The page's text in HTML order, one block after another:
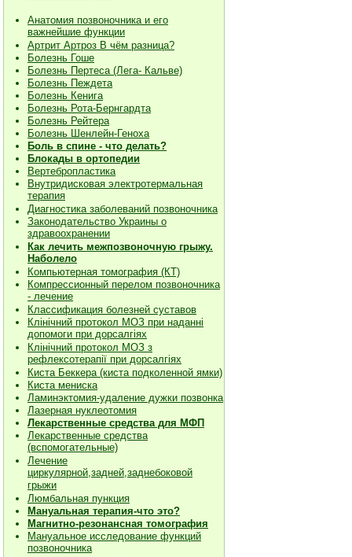
Анатомия позвоночника и его
важнейшие функции
Артрит Артроз В чём разница?
Болезнь Гоше
Болезнь Пертеса (Лега- Кальве)
Болезнь Пеждета
Болезнь Кенига
Болезнь Рота-Бернгардта
Болезнь Рейтера
Болезнь Шенлейн-Геноха
Боль в спине - что делать?
Блокады в ортопедии
Вертебропластика
Внутридисковая электротермальная
терапия
Диагностика заболеваний позвоночника
Законодательство Украины о
здравоохранении
Как лечить межпозвоночную грыжу.
Наболело
Компьютерная томография (КТ)
Компрессионный перелом позвоночника
- лечение
Классификация болезней суставов
Клiнiчний протокол МОЗ при наданнi
допомоги при дорсалгiях
Клiнiчний протокол МОЗ з
рефлексотерапiї при дорсалгіях
Киста Беккера (киста подколенной ямки)
Киста мениска
Ламинэктомия-удаление дужки позвонка
Лазерная нуклеотомия
Лекарственные средства для МФП
Лекарственные средства
(вспомогательные)
Лечение
циркулярной,задней,заднебоковой
грыжи
Люмбальная пункция
Мануальная терапия-что это?
Магнитно-резонансная томография
Мануальное исследование функций
позвоночника